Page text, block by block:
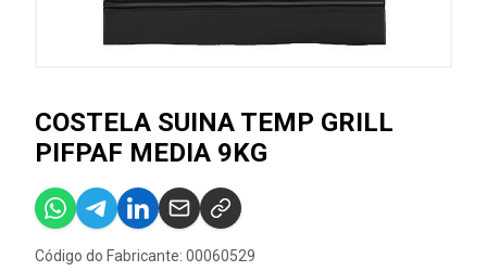
COSTELA SUINA TEMP GRILL
PIFPAF MEDIA 9KG
Código do Fabricante: 00060529